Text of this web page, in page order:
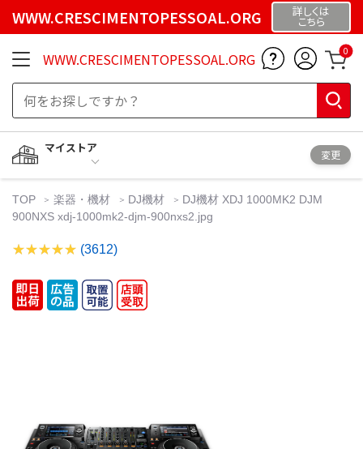
WWW.CRESCIMENTOPESSOAL.ORG 詳しくは
こちら
WWW.CRESCIMENTOPESSOAL.ORG 0
マイストア
変更
TOP 楽器・機材 DJ機材
DJ機材 XDJ 1000MK2 DJM
900NXS xdj-1000mk2-djm-900nxs2.jpg
(3612)